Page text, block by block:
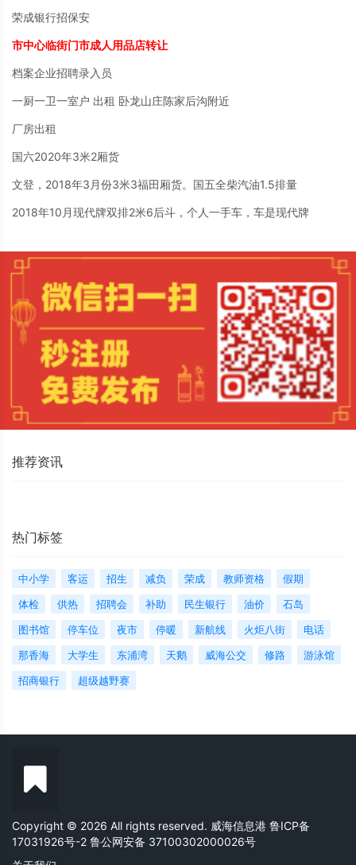
荣成银行招保安
市中心临街门市成人用品店转让
档案企业招聘录入员
一厨一卫一室户 出租 卧龙山庄陈家后沟附近
厂房出租
国六2020年3米2厢货
文登，2018年3月份3米3福田厢货。国五全柴汽油1.5排量
2018年10月现代牌双排2米6后斗，个人一手车，车是现代牌
推荐资讯
热门标签
中小学 客运 招生 减负 荣成 教师资格
假期
体检
供热 招聘会 补助 民生银行 油价
石岛
图书馆
停车位 夜市 停暖 新航线 火炬八街
电话
那香海
大学生 东浦湾 天鹅 威海公交 修路
游泳馆
招商银行
超级越野赛
Copyright © 2026 All rights reserved. 威海信息港 鲁ICP备
17031926号-2 鲁公网安备 37100302000026号